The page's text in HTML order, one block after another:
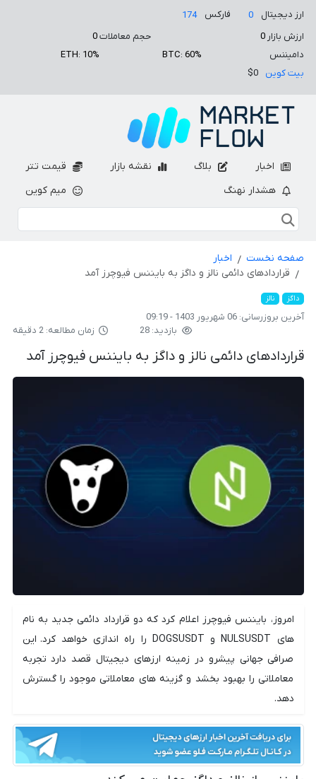
ارز دیجیتال 0 فارکس
174
ارزش بازار0 حجم معاملات0
دامیننس
BTC: 60%
ETH: 10%
بیت کوین
$0
اخبار بلاگ نقشه بازار
قیمت تتر
هشدار نهنگ
میم کوین
صفحه نخست
اخبار
قراردادهای دائمی نالز و داگز به بایننس فیوچرز آمد
داگز نالز
آخرین بروزرسانی:06 شهریور 1403 - 09:19
بازدید: 28
زمان مطالعه: 2 دقیقه
قراردادهای دائمی نالز و داگز به بایننس فیوچرز آمد
امروز، بایننس فیوچرز اعلام کرد که دو قرارداد دائمی جدید به نام
های NULSUSDT و DOGSUSDT را راه اندازی خواهد کرد. این
صرافی جهانی پیشرو در زمینه ارزهای دیجیتال قصد دارد تجربه
معاملاتی را بهبود بخشد و گزینه های معاملاتی موجود را گسترش
دهد.